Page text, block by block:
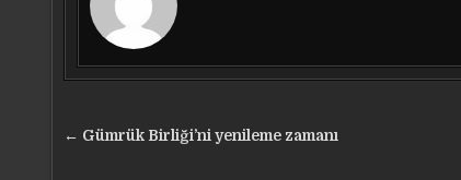
Yazı
← Gümrük Birliği’ni yenileme zamanı